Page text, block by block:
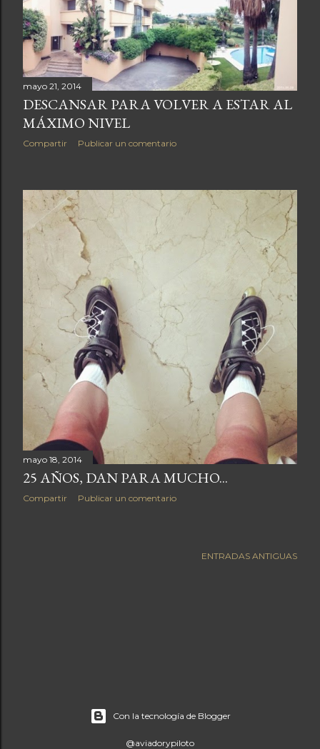
mayo 21, 2014
DESCANSAR PARA VOLVER A ESTAR AL
MÁXIMO NIVEL
Compartir Publicar un comentario
mayo 18, 2014
25 AÑOS, DAN PARA MUCHO...
Compartir Publicar un comentario
ENTRADAS ANTIGUAS
Con la tecnología de Blogger
@aviadorypiloto